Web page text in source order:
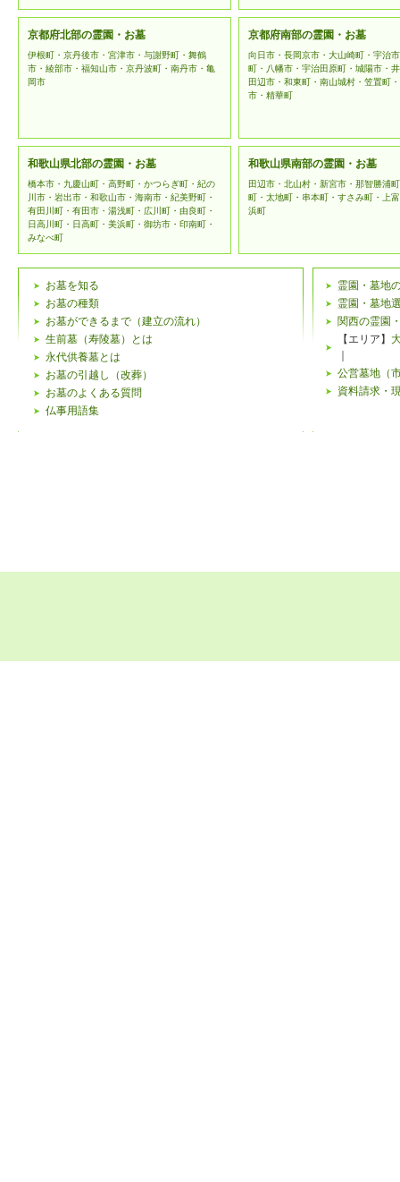
京都府北部の霊園・お墓
伊根町・京丹後市・宮津市・与謝野町・舞鶴
市・綾部市・福知山市・京丹波町・南丹市・亀
岡市
京都府南部の霊園・お墓
向日市・長岡京市・大山崎町・宇治
町・八幡市・宇治田原町・城陽市・
田辺市・和東町・南山城村・笠置町
市・精華町
和歌山県北部の霊園・お墓
橋本市・九慶山町・高野町・かつらぎ町・紀の
川市・岩出市・和歌山市・海南市・紀美野町・
有田川町・有田市・湯浅町・広川町・由良町・
日高川町・日高町・美浜町・御坊市・印南町・
みなべ町
和歌山県南部の霊園・お墓
田辺市・北山村・新宮市・那智勝浦
町・太地町・串本町・すさみ町・上
浜町
お墓を知る
お墓の種類
お墓ができるまで（建立の流れ）
生前墓（寿陵墓）とは
永代供養墓とは
お墓の引越し（改葬）
お墓のよくある質問
仏事用語集
霊園・墓地
霊園・墓地
関西の霊園
【エリア】
公営墓地（
資料請求・